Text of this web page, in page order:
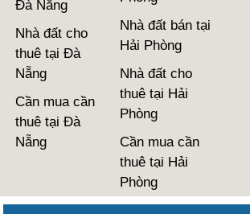
Đà Nẵng
Nhà đất cho
thuê tại Đà
Nẵng
Cần mua cần
thuê tại Đà
Nẵng
Nhà đất bán tại
Hải Phòng
Nhà đất cho
thuê tại Hải
Phòng
Cần mua cần
thuê tại Hải
Phòng